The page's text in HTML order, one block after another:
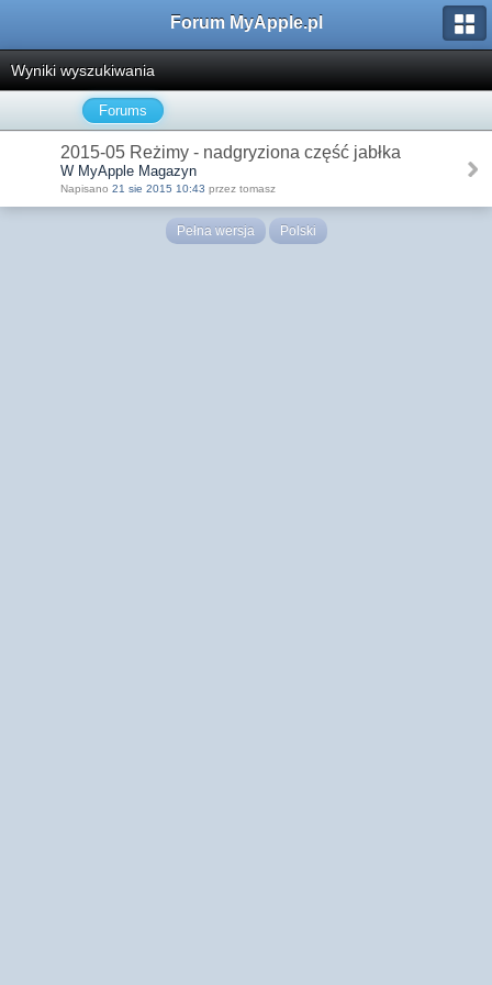
Forum MyApple.pl
Wyniki wyszukiwania
Forums
2015-05 Reżimy - nadgryziona część jabłka
W MyApple Magazyn
Napisano 21 sie 2015 10:43 przez tomasz
Pełna wersja Polski